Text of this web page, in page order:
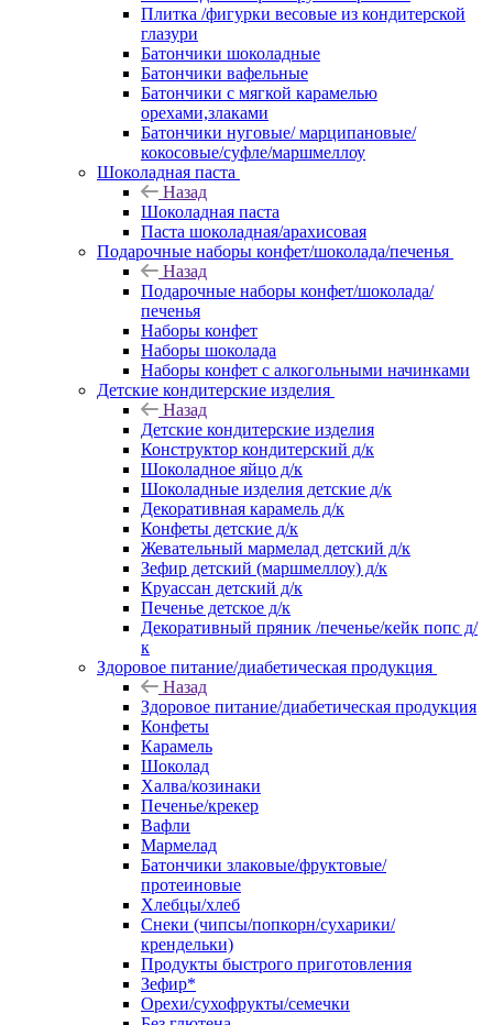
Плитка /фигурки весовые из кондитерской
глазури
Батончики шоколадные
Батончики вафельные
Батончики с мягкой карамелью
орехами,злаками
Батончики нуговые/ марципановые/
кокосовые/суфле/маршмеллоу
Шоколадная паста
Назад
Шоколадная паста
Паста шоколадная/арахисовая
Подарочные наборы конфет/шоколада/печенья
Назад
Подарочные наборы конфет/шоколада/
печенья
Наборы конфет
Наборы шоколада
Наборы конфет с алкогольными начинками
Детские кондитерские изделия
Назад
Детские кондитерские изделия
Конструктор кондитерский д/к
Шоколадное яйцо д/к
Шоколадные изделия детские д/к
Декоративная карамель д/к
Конфеты детские д/к
Жевательный мармелад детский д/к
Зефир детский (маршмеллоу) д/к
Круассан детский д/к
Печенье детское д/к
Декоративный пряник /печенье/кейк попс д/
к
Здоровое питание/диабетическая продукция
Назад
Здоровое питание/диабетическая продукция
Конфеты
Карамель
Шоколад
Халва/козинаки
Печенье/крекер
Вафли
Мармелад
Батончики злаковые/фруктовые/
протеиновые
Хлебцы/хлеб
Снеки (чипсы/попкорн/сухарики/
крендельки)
Продукты быстрого приготовления
Зефир*
Орехи/сухофрукты/семечки